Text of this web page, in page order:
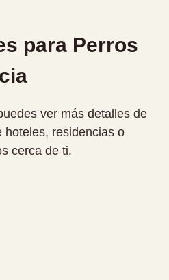
para Perros
ver más detalles de
hoteles, residencias o
cerca de ti.